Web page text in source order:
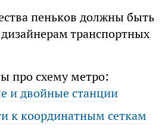
пеньков должны быть
транспортных
про схему метро:
и двойные станции
к координатным сеткам